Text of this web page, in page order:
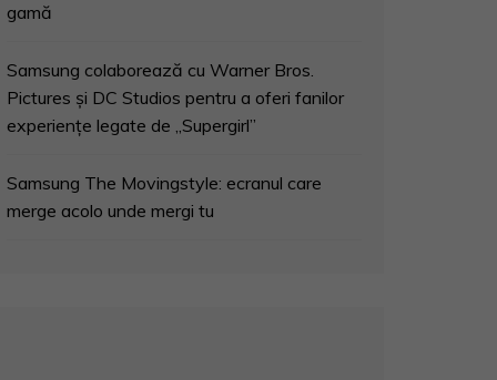
gamă
Samsung colaborează cu Warner Bros.
Pictures și DC Studios pentru a oferi fanilor
experiențe legate de „Supergirl”
Samsung The Movingstyle: ecranul care
merge acolo unde mergi tu